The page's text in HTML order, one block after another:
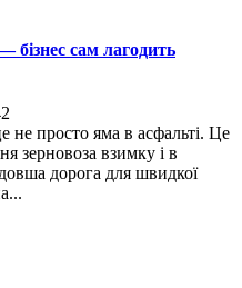
бізнес сам лагодить
просто яма в асфальті. Це
зерновоза взимку і в
дорога для швидкої